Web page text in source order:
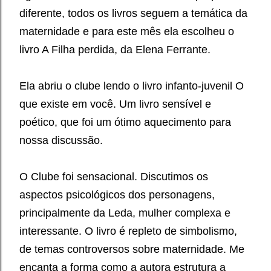
diferente, todos os livros seguem a temática da
maternidade e para este mês ela escolheu o
livro A Filha perdida, da Elena Ferrante.
Ela abriu o clube lendo o livro infanto-juvenil O
que existe em você. Um livro sensível e
poético, que foi um ótimo aquecimento para
nossa discussão.
O Clube foi sensacional. Discutimos os
aspectos psicológicos dos personagens,
principalmente da Leda, mulher complexa e
interessante. O livro é repleto de simbolismo,
de temas controversos sobre maternidade. Me
encanta a forma como a autora estrutura a